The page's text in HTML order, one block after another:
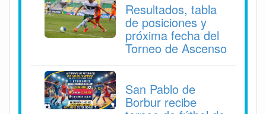
Resultados, tabla
de posiciones y
próxima fecha del
Torneo de Ascenso
San Pablo de
Borbur recibe